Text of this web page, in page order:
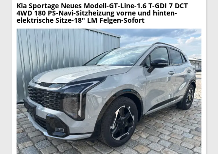
Kia Sportage Neues Modell-GT-Line-1.6 T-GDI 7 DCT
4WD 180 PS-Navi-Sitzheizung vorne und hinten-
elektrische Sitze-18" LM Felgen-Sofort